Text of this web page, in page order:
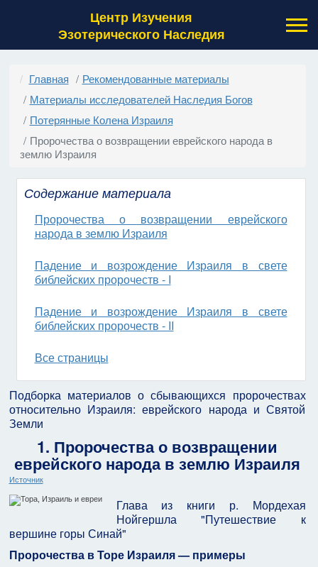
Центр Изучения
Эзотерического Наследия
Главная
Рекомендованные материалы
Материалы исследователей Наследия Богов
Потерянные Колена Израиля
Пророчества о возвращении еврейского народа в
землю Израиля
Содержание материала
Пророчества о возвращении еврейского
народа в землю Израиля
Падение и возрождение Израиля в свете
библейских пророчеств - I
Падение и возрождение Израиля в свете
библейских пророчеств - II
Все страницы
Подборка материалов о сбывающихся пророчествах
относительно Израиля: еврейского народа и Святой
Земли
1. Пророчества о возвращении
еврейского народа в землю Израиля
Источник
Глава из книги р. Мордехая
Нойгершла "Путешествие к
вершине горы Синай"
Пророчества в Торе Израиля — примеры